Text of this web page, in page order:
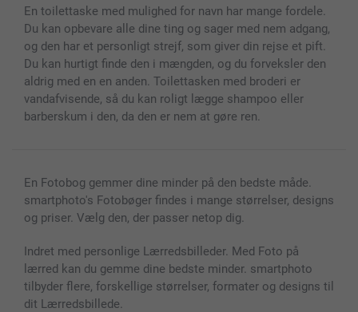
Fotokalender & Kalenderbog
Fotorammer & Tilbehør
Alle fotoprodukter
Investor Relations
Status for ordrer
En toilettaske med mulighed for navn har mange fordele.
Du kan opbevare alle dine ting og sager med nem adgang,
og den har et personligt strejf, som giver din rejse et pift.
Du kan hurtigt finde den i mængden, og du forveksler den
aldrig med en en anden. Toilettasken med broderi er
vandafvisende, så du kan roligt lægge shampoo eller
barberskum i den, da den er nem at gøre ren.
En Fotobog gemmer dine minder på den bedste måde.
smartphoto's Fotobøger findes i mange størrelser, designs
og priser. Vælg den, der passer netop dig.
Indret med personlige Lærredsbilleder. Med Foto på
lærred kan du gemme dine bedste minder. smartphoto
tilbyder flere, forskellige størrelser, formater og designs til
dit Lærredsbillede.